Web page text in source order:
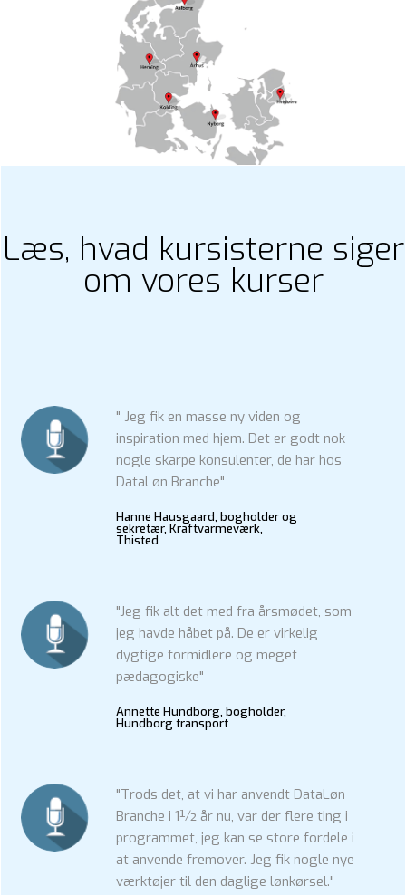
Læs, hvad kursisterne siger
om vores kurser
" Jeg fik en masse ny viden og
inspiration med hjem. Det er godt nok
nogle skarpe konsulenter, de har hos
DataLøn Branche"
Hanne Hausgaard, bogholder og
sekretær, Kraftvarmeværk,
Thisted
"Jeg fik alt det med fra årsmødet, som
jeg havde håbet på. De er virkelig
dygtige formidlere og meget
pædagogiske"
Annette Hundborg, bogholder,
Hundborg transport
"Trods det, at vi har anvendt DataLøn
Branche i 1½ år nu, var der flere ting i
programmet, jeg kan se store fordele i
at anvende fremover. Jeg fik nogle nye
værktøjer til den daglige lønkørsel."